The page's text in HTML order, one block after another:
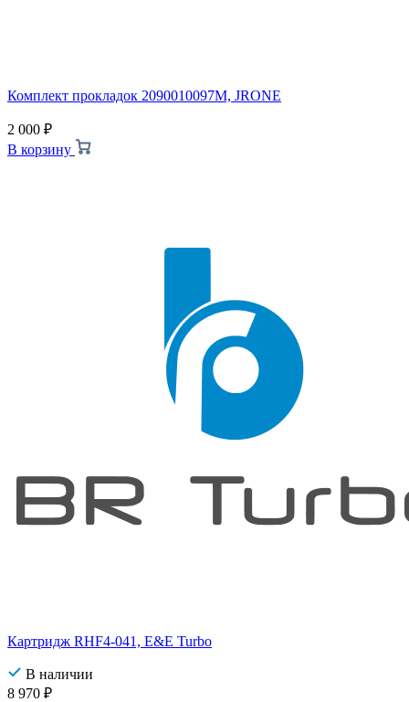
Комплект прокладок 2090010097M, JRONE
2 000 ₽
В корзину
Картридж RHF4-041, E&E Turbo
В наличии
8 970 ₽